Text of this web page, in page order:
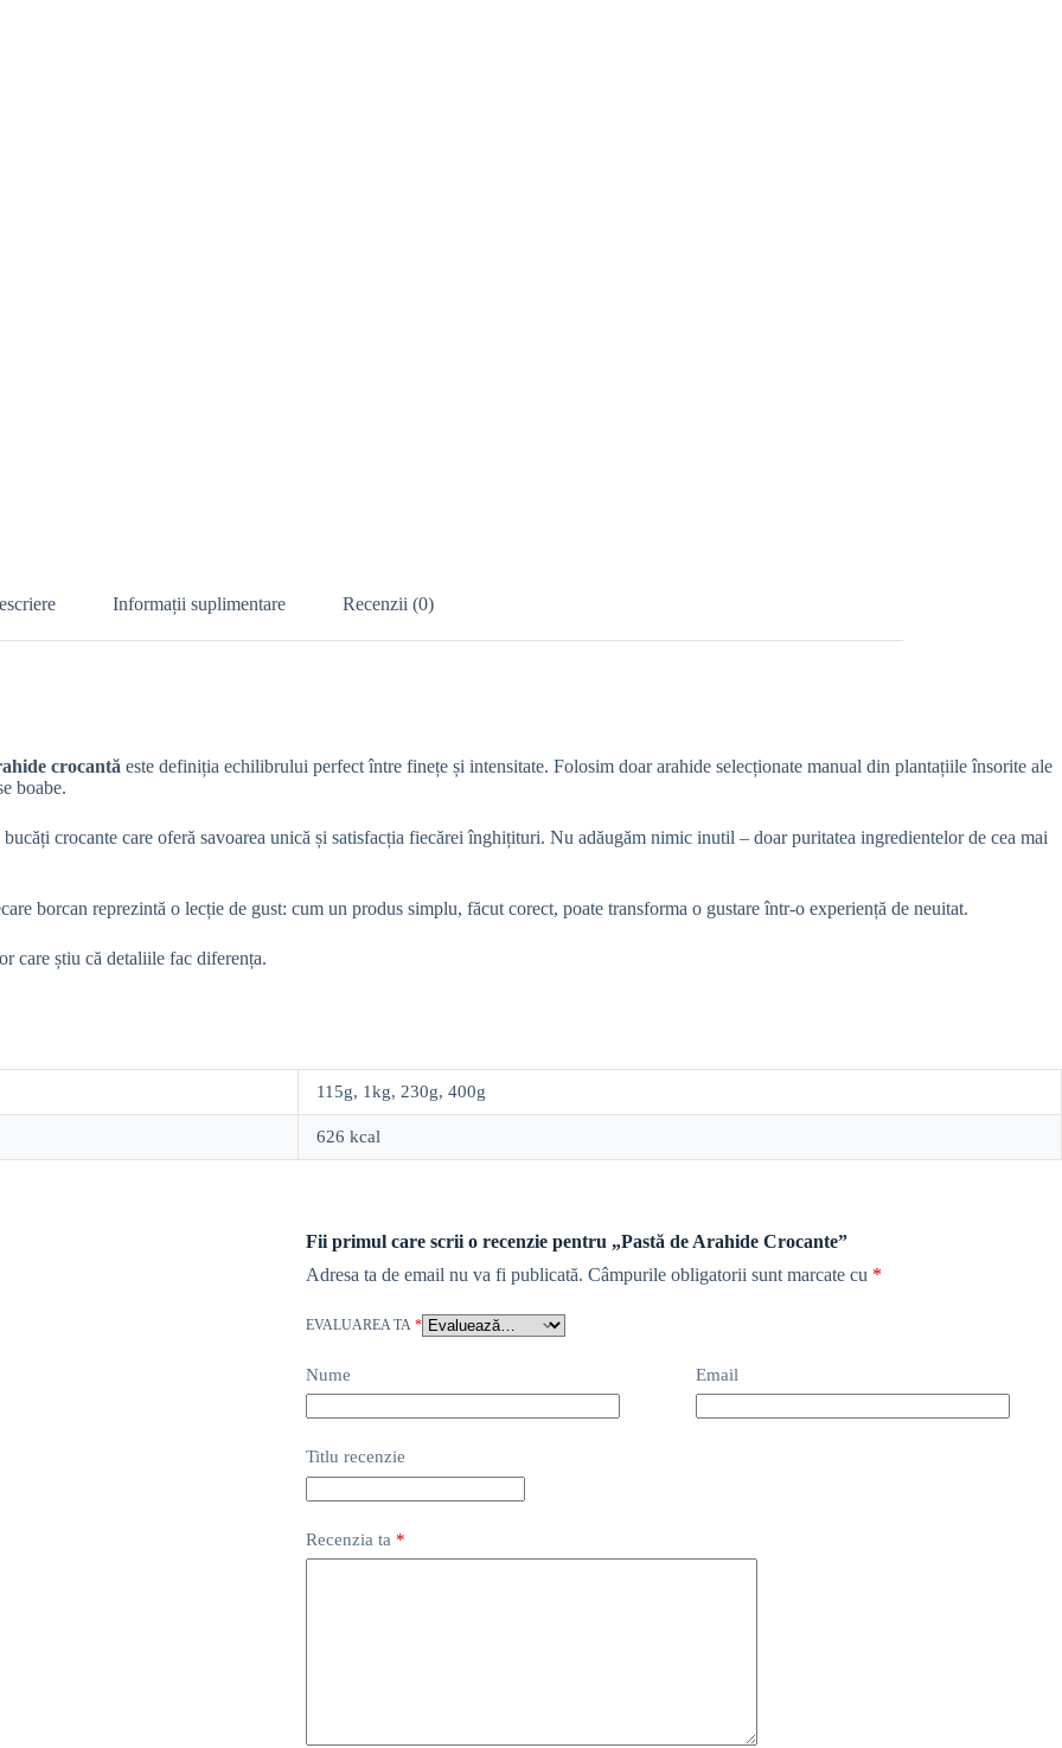
Informații suplimentare Recenzii (0)
crocantă este definiția echilibrului perfect între finețe și intensitate. Folosim doar arahide selecționate manual din plantațiile însorite ale
boabe.
crocante care oferă savoarea unică și satisfacția fiecărei înghițituri. Nu adăugăm nimic inutil – doar puritatea ingredientelor de cea mai
borcan reprezintă o lecție de gust: cum un produs simplu, făcut corect, poate transforma o gustare într-o experiență de neuitat.
care știu că detaliile fac diferența.
115g, 1kg, 230g, 400g
626 kcal
Fii primul care scrii o recenzie pentru „Pastă de Arahide Crocante”
Adresa ta de email nu va fi publicată. Câmpurile obligatorii sunt marcate cu *
EVALUAREA TA *
Nume Email
Titlu recenzie
Recenzia ta *